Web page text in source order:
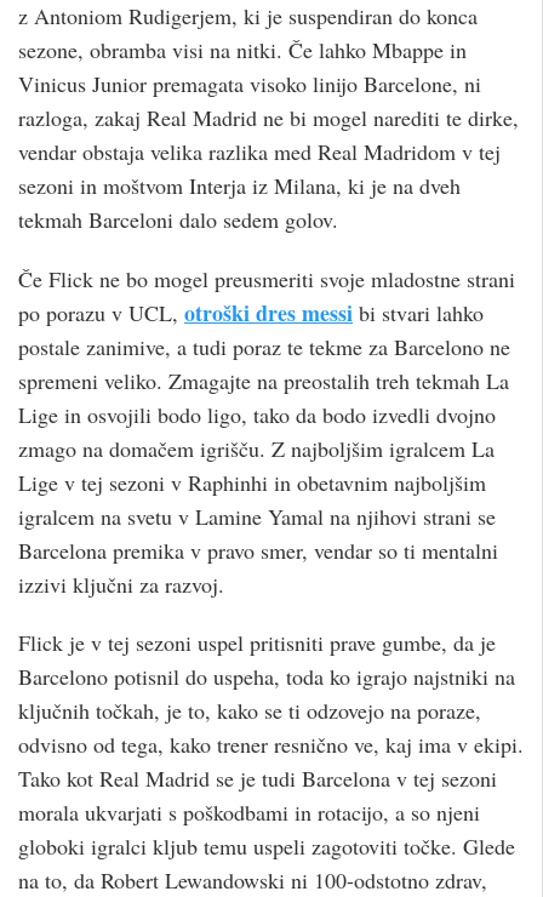
z Antoniom Rudigerjem, ki je suspendiran do konca
sezone, obramba visi na nitki. Če lahko Mbappe in
Vinicus Junior premagata visoko linijo Barcelone, ni
razloga, zakaj Real Madrid ne bi mogel narediti te dirke,
vendar obstaja velika razlika med Real Madridom v tej
sezoni in moštvom Interja iz Milana, ki je na dveh
tekmah Barceloni dalo sedem golov.
Če Flick ne bo mogel preusmeriti svoje mladostne strani
po porazu v UCL, otroški dres messi bi stvari lahko
postale zanimive, a tudi poraz te tekme za Barcelono ne
spremeni veliko. Zmagajte na preostalih treh tekmah La
Lige in osvojili bodo ligo, tako da bodo izvedli dvojno
zmago na domačem igrišču. Z najboljšim igralcem La
Lige v tej sezoni v Raphinhi in obetavnim najboljšim
igralcem na svetu v Lamine Yamal na njihovi strani se
Barcelona premika v pravo smer, vendar so ti mentalni
izzivi ključni za razvoj.
Flick je v tej sezoni uspel pritisniti prave gumbe, da je
Barcelono potisnil do uspeha, toda ko igrajo najstniki na
ključnih točkah, je to, kako se ti odzovejo na poraze,
odvisno od tega, kako trener resnično ve, kaj ima v ekipi.
Tako kot Real Madrid se je tudi Barcelona v tej sezoni
morala ukvarjati s poškodbami in rotacijo, a so njeni
globoki igralci kljub temu uspeli zagotoviti točke. Glede
na to, da Robert Lewandowski ni 100-odstotno zdrav,